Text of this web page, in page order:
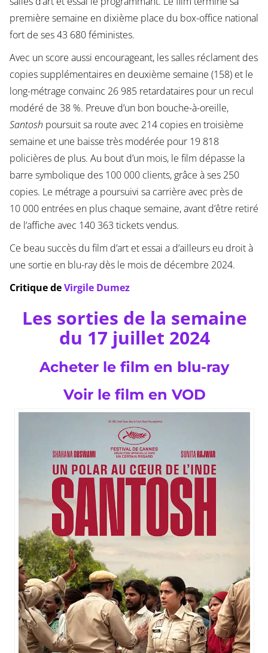
première semaine en dixième place du box-office national
fort de ses 43 680 féministes.
Avec un score aussi encourageant, les salles réclament des
copies supplémentaires en deuxième semaine (158) et le
long-métrage convainc 26 985 retardataires pour un recul
modéré de 38 %. Preuve d’un bon bouche-à-oreille,
Santosh poursuit sa route avec 214 copies en troisième
semaine et une baisse très modérée pour 19 818
policières de plus. Au bout d’un mois, le film dépasse la
barre symbolique des 100 000 clients, grâce à ses 250
copies. Le métrage a poursuivi sa carrière avec près de
10 000 entrées en plus chaque semaine, avant d’être retiré
de l’affiche avec 140 363 tickets vendus.
Ce beau succès du film d’art et essai a d’ailleurs eu droit à
une sortie en blu-ray dès le mois de décembre 2024.
Critique deVirgile Dumez
Les sorties de la semaine
du 17 juillet 2024
Acheter le film en blu-ray
Voir le film en VOD